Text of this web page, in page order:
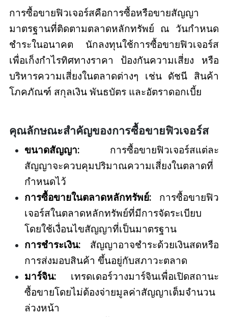
การซื้อขายฟิวเจอร์สคือการซื้อหรือขายสัญญา
มาตรฐานที่ติดตามตลาดหลักทรัพย์ ณ วันกำหนด
ชำระในอนาคต นักลงทุนใช้การซื้อขายฟิวเจอร์ส
เพื่อเก็งกำไรทิศทางราคา ป้องกันความเสี่ยง หรือ
บริหารความเสี่ยงในตลาดต่างๆ เช่น ดัชนี สินค้า
โภคภัณฑ์ สกุลเงิน พันธบัตร และอัตราดอกเบี้ย
คุณลักษณะสำคัญของการซื้อขายฟิวเจอร์ส
ขนาดสัญญา: การซื้อขายฟิวเจอร์สแต่ละ
สัญญาจะควบคุมปริมาณความเสี่ยงในตลาดที่
กำหนดไว้
การซื้อขายในตลาดหลักทรัพย์: การซื้อขายฟิว
เจอร์สในตลาดหลักทรัพย์ที่มีการจัดระเบียบ
โดยใช้เงื่อนไขสัญญาที่เป็นมาตรฐาน
การชำระเงิน: สัญญาอาจชำระด้วยเงินสดหรือ
การส่งมอบสินค้า ขึ้นอยู่กับสภาวะตลาด
มาร์จิน: เทรดเดอร์วางมาร์จินเพื่อเปิดสถานะ
ซื้อขายโดยไม่ต้องจ่ายมูลค่าสัญญาเต็มจำนวน
ล่วงหน้า